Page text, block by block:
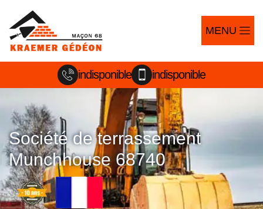
MENU
indisponible indisponible
Société de terrassement
Munchhouse 68740